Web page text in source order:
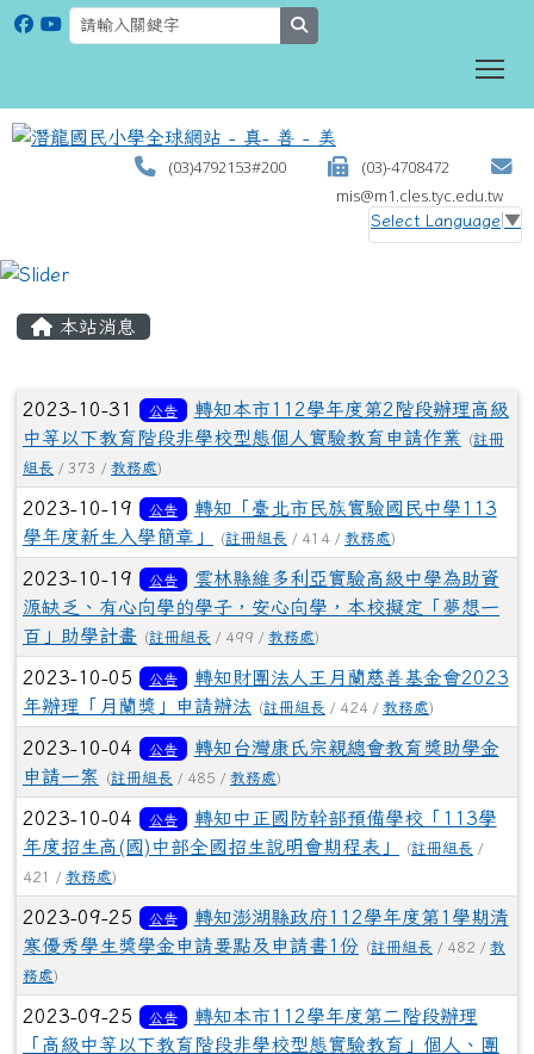
(03)4792153#200
(03)-4708472
mis@m1.cles.tyc.edu.tw
Select Language ▼
本站消息
文章列表
2023-10-31 公告
轉知本市112學年度第2階段辦理高級
中等以下教育階段非學校型態個人實驗教育申請作業 (註冊
組長 / 373 / 教務處)
2023-10-19 公告
轉知「臺北市民族實驗國民中學113
學年度新生入學簡章」
(註冊組長 / 414 / 教務處)
2023-10-19 公告
雲林縣維多利亞實驗高級中學為助資
源缺乏、有心向學的學子，安心向學，本校擬定「夢想一
百」助學計畫 (註冊組長 / 499 / 教務處)
2023-10-05 公告
轉知財團法人王月蘭慈善基金會2023
年辦理「月蘭獎」申請辦法 (註冊組長 / 424 / 教務處)
2023-10-04 公告
轉知台灣康氏宗親總會教育獎助學金
申請一案
(註冊組長 / 485 / 教務處)
2023-10-04 公告
轉知中正國防幹部預備學校「113學
年度招生高(國)中部全國招生說明會期程表」
(註冊組長 /
421 / 教務處)
2023-09-25 公告
轉知澎湖縣政府112學年度第1學期清
寒優秀學生獎學金申請要點及申請書1份
(註冊組長 / 482 / 教
務處)
2023-09-25 公告
轉知本市112學年度第二階段辦理
「高級中等以下教育階段非學校型態實驗教育」個人、團